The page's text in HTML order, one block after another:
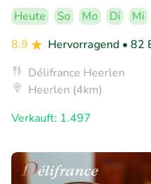
Heute So Mo Di Mi
8.9
Hervorragend • 82
Délifrance Heerlen
Heerlen (4km)
Verkauft: 1.497